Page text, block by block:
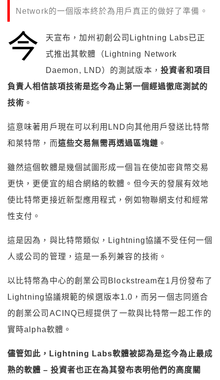
Network的一個版本終於為用戶真正的做好了準備。
今
天宣布，加州初創公司Lightning Labs已正
式推出其軟體（Lightning Network
Daemon, LND）的測試版本， 投資者和項目
負責人相信該項技術是迄今為止第一個經過徹底測試的
技術 。
這意味著用戶現在可以利用LND向其他用戶發送比特幣
和萊特幣，而這些交易無需再透過區塊鏈 。
雖然這個軟體是幾個試圖形成一個旨在使加密貨幣交易
更快，更便宜的組合網絡的軟體。但今天的發展有效地
使比特幣更接近新型應用程式，例如物聯網支付和經常
性支付。
這是因為，與比特幣類似，Lightning協議不受任何一個
人或公司的管理，這是一系列兼容的技術。
以比特幣為中心的創業公司Blockstream在1月份發布了
Lightning協議規範的候選版本1.0，而另一個志同道合
的創業公司ACINQ已經提供了一款與比特幣一起工作的
實時alpha軟體。
儘管如此，Lightning Labs軟體被認為是迄今為止最成
熟的軟體 – 投資者也正在為其發布表明他們的高度關